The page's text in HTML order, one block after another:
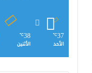
37
℃
الأحد
38
℃
الأثنين